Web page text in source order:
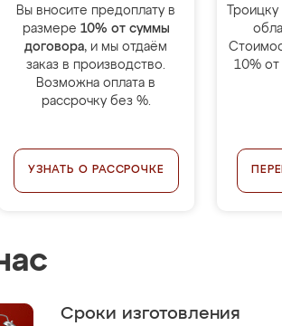
Вы вносите предоплату в
размере 10% от суммы
договора, и мы отдаём
заказ в производство.
Возможна оплата в
рассрочку без %.
УЗНАТЬ О РАССРОЧКЕ
10% от
Сроки изготовления